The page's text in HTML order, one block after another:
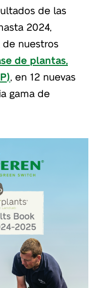
de las
2024,
nuestros
de plantas,
, en 12 nuevas
gama de